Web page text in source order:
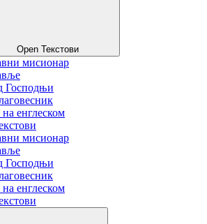
Open Текстови
мисионар
Господњи
енглеском
мисионар
Господњи
енглеском